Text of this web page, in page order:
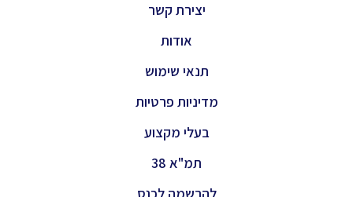
יצירת קשר
אודות
תנאי שימוש
מדיניות פרטיות
בעלי מקצוע
תמ"א 38